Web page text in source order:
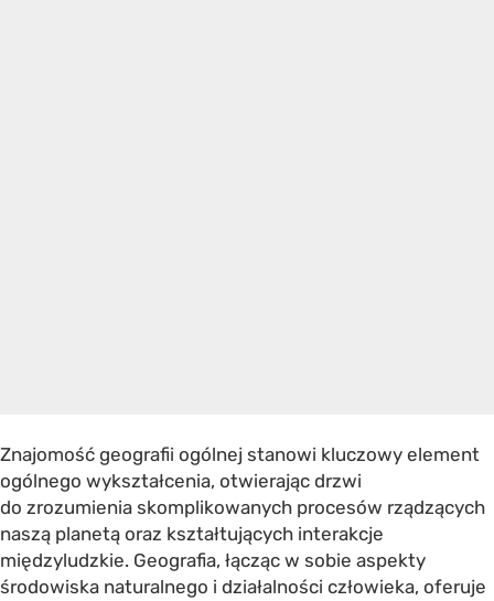
Znajomość geografii ogólnej stanowi kluczowy element
ogólnego wykształcenia, otwierając drzwi
do zrozumienia skomplikowanych procesów rządzących
naszą planetą oraz kształtujących interakcje
międzyludzkie. Geografia, łącząc w sobie aspekty
środowiska naturalnego i działalności człowieka, oferuje